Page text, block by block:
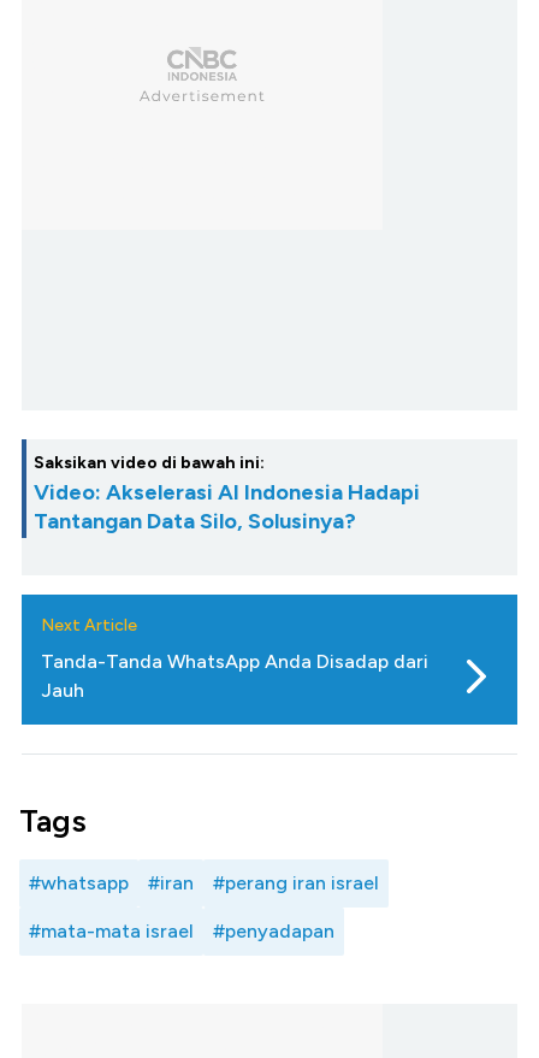
Saksikan video di bawah ini:
Video: Akselerasi AI Indonesia Hadapi
Tantangan Data Silo, Solusinya?
Next Article
Tanda-Tanda WhatsApp Anda Disadap dari
Jauh
Tags
#whatsapp #iran #perang iran israel
#mata-mata israel #penyadapan